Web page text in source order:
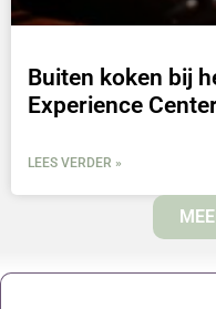
Buiten koken bij
Experience
LEES VERDER »